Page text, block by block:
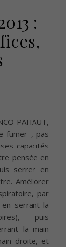
:
fumer , pas
capacités
pensée en
serrer en
Améliorer
par
en serrant la
puis
la main
droite, et